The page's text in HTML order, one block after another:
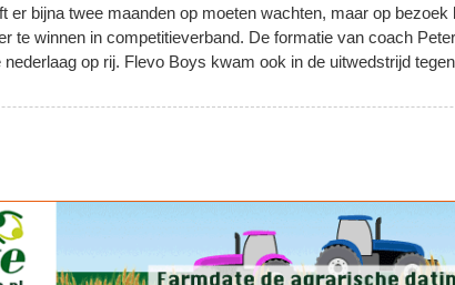
er bijna twee maanden op moeten wachten, maar op
te winnen in competitieverband. De formatie van coach
nederlaag op rij. Flevo Boys kwam ook in de uitwedstrijd